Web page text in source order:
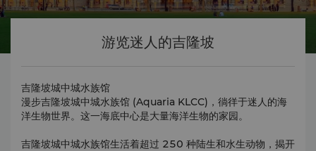
游览迷人的吉隆坡
吉隆坡城中城水族馆
漫步吉隆坡城中城水族馆 (Aquaria KLCC)，徜徉于迷人的海
洋生物世界。这一海底中心是大量海洋生物的家园。
吉隆坡城中城水族馆生活着超过 250 种陆生和水生动物，揭开